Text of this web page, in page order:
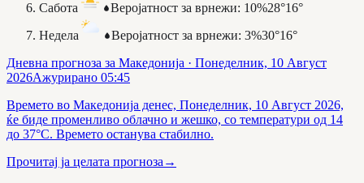
Сабота
Веројатност за врнежи: 10%28°16°
Недела
Веројатност за врнежи: 3%30°16°
Дневна прогноза за Македонија · Понеделник, 10 Август
2026Ажурирано 05:45
Времето во Македонија денес, Понеделник, 10 Август 2026,
ќе биде променливо облачно и жешко, со температури од 14
до 37°C. Времето останува стабилно.
Прочитај ја целата прогноза→